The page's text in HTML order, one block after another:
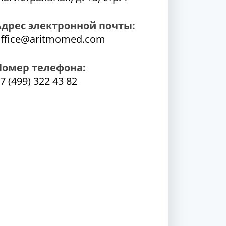
электронной почты:
телефона:
(499) 322 43 82